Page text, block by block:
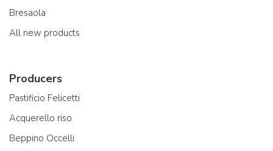
Bresaola
All new products
Producers
Pastificio Felicetti
Acquerello riso
Beppino Occelli